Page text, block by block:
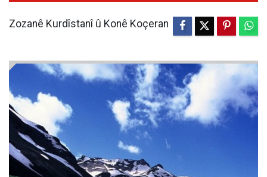
Zozanê Kurdîstanî û Konê Koçeran